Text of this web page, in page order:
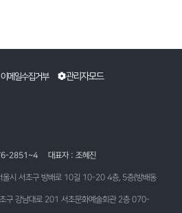
이메일수집거부 관리자모드
2851~4
대표자 : 조혜진
시 서초구 방배로 10길 10-20 4층, 5층(방배동
구 강남대로 201 서초문화예술회관 2층 070-